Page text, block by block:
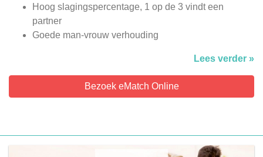
Hoog slagingspercentage, 1 op de 3 vindt een
partner
Goede man-vrouw verhouding
Lees verder »
Bezoek eMatch Online